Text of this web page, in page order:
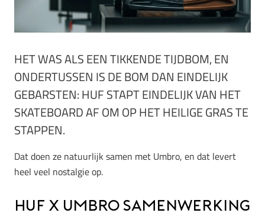
HET WAS ALS EEN TIKKENDE TIJDBOM, EN
ONDERTUSSEN IS DE BOM DAN EINDELIJK
GEBARSTEN: HUF STAPT EINDELIJK VAN HET
SKATEBOARD AF OM OP HET HEILIGE GRAS TE
STAPPEN.
Dat doen ze natuurlijk samen met Umbro, en dat levert
heel veel nostalgie op.
HUF x Umbro samenwerking